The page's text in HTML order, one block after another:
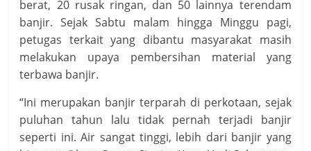
berat, 20 rusak ringan, dan 50 lainnya terendam
banjir. Sejak Sabtu malam hingga Minggu pagi,
petugas terkait yang dibantu masyarakat masih
melakukan upaya pembersihan material yang
terbawa banjir.
“Ini merupakan banjir terparah di perkotaan, sejak
puluhan tahun lalu tidak pernah terjadi banjir
seperti ini. Air sangat tinggi, lebih dari banjir yang